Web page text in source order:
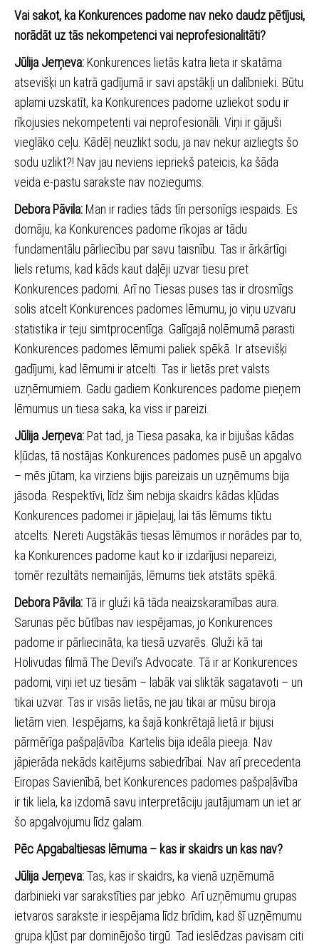
Vai sakot, ka Konkurences padome nav neko daudz pētījusi,
norādāt uz tās nekompetenci vai neprofesionalitāti?
Jūlija Jerņeva: Konkurences lietās katra lieta ir skatāma
atsevišķi un katrā gadījumā ir savi apstākļi un dalībnieki. Būtu
aplami uzskatīt, ka Konkurences padome uzliekot sodu ir
rīkojusies nekompetenti vai neprofesionāli. Viņi ir gājuši
vieglāko ceļu. Kādēļ neuzlikt sodu, ja nav nekur aizliegts šo
sodu uzlikt?! Nav jau neviens iepriekš pateicis, ka šāda
veida e-pastu sarakste nav noziegums.
Debora Pāvila: Man ir radies tāds tīri personīgs iespaids. Es
domāju, ka Konkurences padome rīkojas ar tādu
fundamentālu pārliecību par savu taisnību. Tas ir ārkārtīgi
liels retums, kad kāds kaut daļēji uzvar tiesu pret
Konkurences padomi. Arī no Tiesas puses tas ir drosmīgs
solis atcelt Konkurences padomes lēmumu, jo viņu uzvaru
statistika ir teju simtprocentīga. Galīgajā nolēmumā parasti
Konkurences padomes lēmumi paliek spēkā. Ir atsevišķi
gadījumi, kad lēmumi ir atcelti. Tas ir lietās pret valsts
uzņēmumiem. Gadu gadiem Konkurences padome pieņem
lēmumus un tiesa saka, ka viss ir pareizi.
Jūlija Jerņeva: Pat tad, ja Tiesa pasaka, ka ir bijušas kādas
kļūdas, tā nostājas Konkurences padomes pusē un apgalvo
– mēs jūtam, ka virziens bijis pareizais un uzņēmums bija
jāsoda. Respektīvi, līdz šim nebija skaidrs kādas kļūdas
Konkurences padomei ir jāpieļauj, lai tās lēmums tiktu
atcelts. Nereti Augstākās tiesas lēmumos ir norādes par to,
ka Konkurences padome kaut ko ir izdarījusi nepareizi,
tomēr rezultāts nemainījās, lēmums tiek atstāts spēkā.
Debora Pāvila:Tā ir gluži kā tāda neaizskaramības aura.
Sarunas pēc būtības nav iespējamas, jo Konkurences
padome ir pārliecināta, ka tiesā uzvarēs. Gluži kā tai
Holivudas filmā The Devil’s Advocate. Tā ir ar Konkurences
padomi, viņi iet uz tiesām – labāk vai sliktāk sagatavoti – un
tikai uzvar. Tas ir visās lietās, ne jau tikai ar mūsu biroja
lietām vien. Iespējams, ka šajā konkrētajā lietā ir bijusi
pārmērīga pašpaļāvība. Kartelis bija ideāla pieeja. Nav
jāpierāda nekāds kaitējums sabiedrībai. Nav arī precedenta
Eiropas Savienībā, bet Konkurences padomes pašpaļāvība
ir tik liela, ka izdomā savu interpretāciju jautājumam un iet ar
šo apgalvojumu līdz galam.
Pēc Apgabaltiesas lēmuma – kas ir skaidrs un kas nav?
Jūlija Jerņeva:Tas, kas ir skaidrs, ka vienā uzņēmumā
darbinieki var sarakstīties par jebko. Arī uzņēmumu grupas
ietvaros sarakste ir iespējama līdz brīdim, kad šī uzņēmumu
grupa kļūst par dominējošo tirgū. Tad ieslēdzas pavisam citi